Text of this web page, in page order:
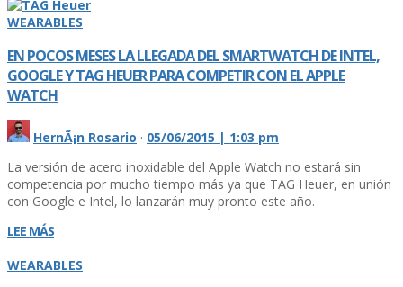
WEARABLES
EN POCOS MESES LA LLEGADA DEL SMARTWATCH DE INTEL,
GOOGLE Y TAG HEUER PARA COMPETIR CON EL APPLE
WATCH
HernÃ¡n Rosario · 05/06/2015 | 1:03 pm
La versión de acero inoxidable del Apple Watch no estará sin
competencia por mucho tiempo más ya que TAG Heuer, en unión
con Google e Intel, lo lanzarán muy pronto este año.
LEE MÁS
WEARABLES